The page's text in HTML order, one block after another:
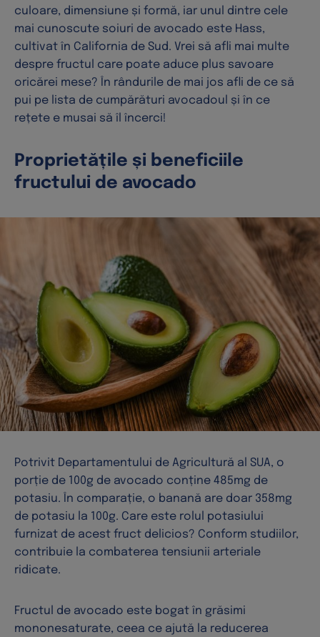
culoare, dimensiune și formă, iar unul dintre cele
mai cunoscute soiuri de avocado este Hass,
cultivat în California de Sud. Vrei să afli mai multe
despre fructul care poate aduce plus savoare
oricărei mese? În rândurile de mai jos afli de ce să
pui pe lista de cumpărături avocadoul și în ce
rețete e musai să îl încerci!
Proprietățile și beneficiile
fructului de avocado
Potrivit Departamentului de Agricultură al SUA, o
porție de 100g de avocado conține 485mg de
potasiu. În comparație, o banană are doar 358mg
de potasiu la 100g. Care este rolul potasiului
furnizat de acest fruct delicios? Conform studiilor,
contribuie la combaterea tensiunii arteriale
ridicate.
Fructul de avocado este bogat în grăsimi
mononesaturate, ceea ce ajută la reducerea